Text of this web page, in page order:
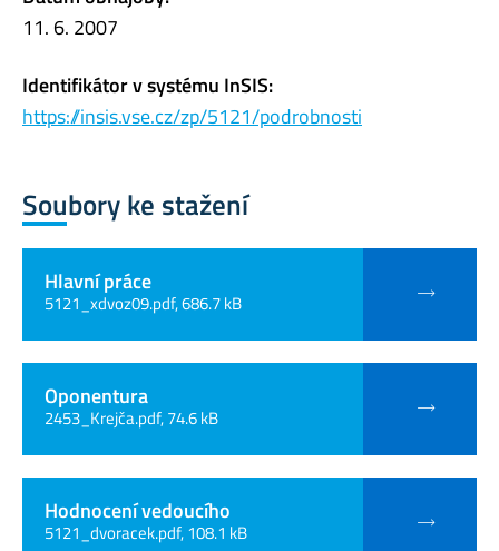
11. 6. 2007
Identifikátor v systému InSIS:
https://insis.vse.cz/zp/5121/podrobnosti
Soubory ke stažení
Hlavní práce
5121_xdvoz09.pdf, 686.7 kB
Oponentura
2453_Krejča.pdf, 74.6 kB
Hodnocení vedoucího
5121_dvoracek.pdf, 108.1 kB